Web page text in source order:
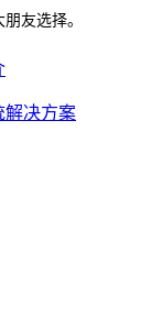
友选择。
解决方案